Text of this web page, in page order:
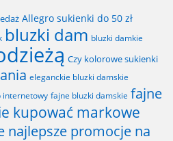
Allegro sukienki do 50 zł
bluzki dam bluzki damkie
Czy kolorowe sukienki
eleganckie bluzki damskie
internetowy fajne bluzki damskie fajne
kupować markowe
najlepsze promocje na